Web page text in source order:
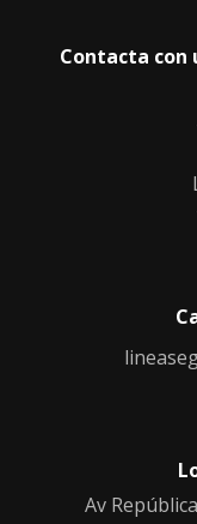
Contacta con
Av